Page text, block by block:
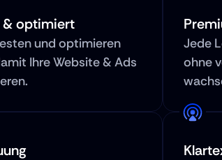
& optimiert
und optimieren
Ihre Website & Ads
Jede
ohne